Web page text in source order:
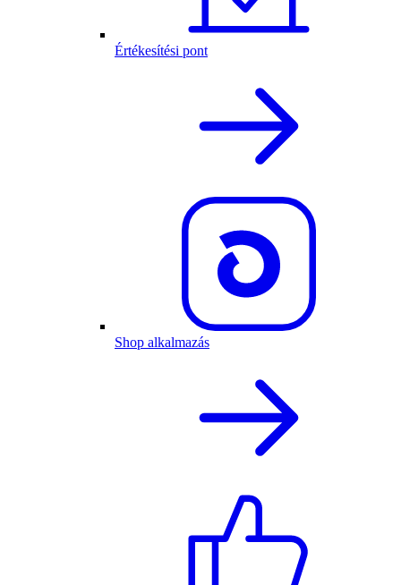
Értékesítési pont
Shop alkalmazás